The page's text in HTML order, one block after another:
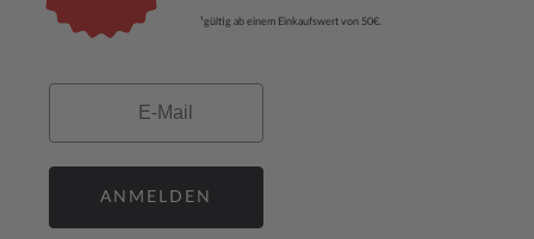
¹gültig ab einem Einkaufswert von 50€.
Email
ANMELDEN